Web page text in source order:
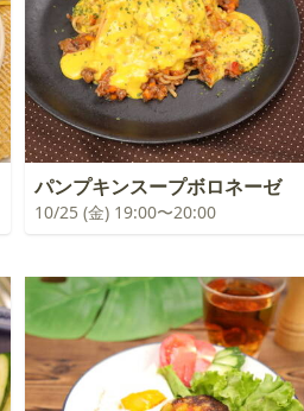
パンプキンスープボロネーゼ
10/25 (金) 19:00〜20:00